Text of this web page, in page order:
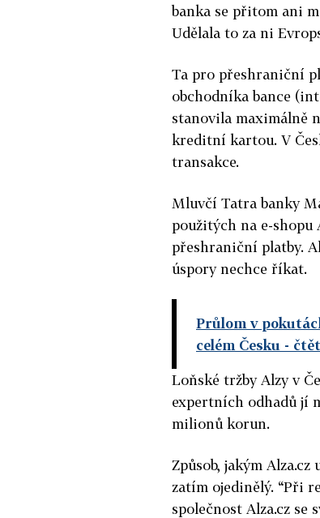
banka se přitom ani
Udělala to za ni
Ta pro přeshraniční
obchodníka bance
stanovila maximálně
kreditní kartou. V
transakce.
Mluvčí Tatra banky
použitých na e-shopu
přeshraniční platby.
úspory nechce říkat.
Průlom v
celém Česku -
Loňské tržby Alzy v
expertních odhadů jí
milionů korun.
Způsob, jakým
zatím ojedinělý. “Při
společnost Alza.cz se